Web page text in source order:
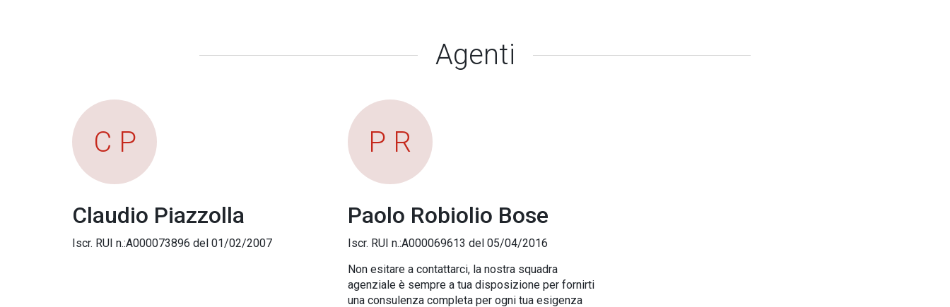
Agenti
C P
Claudio Piazzolla
Iscr. RUI n.:A000073896 del 01/02/2007
P R
Paolo Robiolio Bose
Iscr. RUI n.:A000069613 del 05/04/2016
Non esitare a contattarci, la nostra squadra
agenziale è sempre a tua disposizione per fornirti
una consulenza completa per ogni tua esigenza